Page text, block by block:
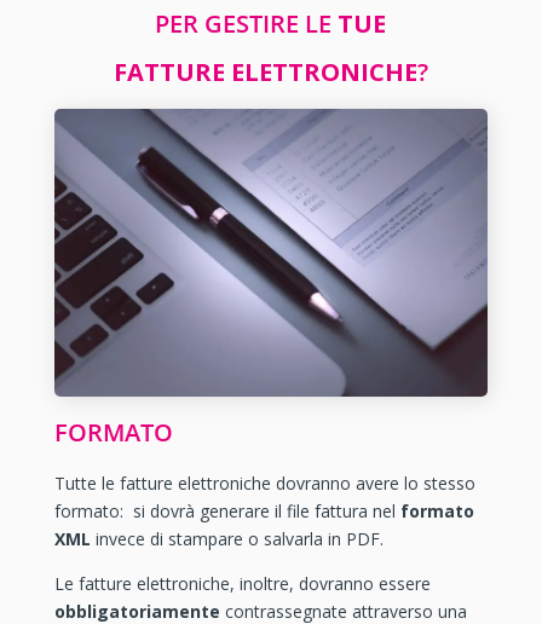
PER GESTIRE LE TUE
FATTURE ELETTRONICHE?
FORMATO
Tutte le fatture elettroniche dovranno avere lo stesso
formato: si dovrà generare il file fattura nel formato
XML invece di stampare o salvarla in PDF.
Le fatture elettroniche, inoltre, dovranno essere
obbligatoriamente contrassegnate attraverso una